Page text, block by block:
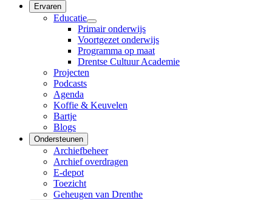
Ervaren
Educatie
Primair onderwijs
Voortgezet onderwijs
Programma op maat
Drentse Cultuur Academie
Projecten
Podcasts
Agenda
Koffie & Keuvelen
Bartje
Blogs
Ondersteunen
Archiefbeheer
Archief overdragen
E-depot
Toezicht
Geheugen van Drenthe